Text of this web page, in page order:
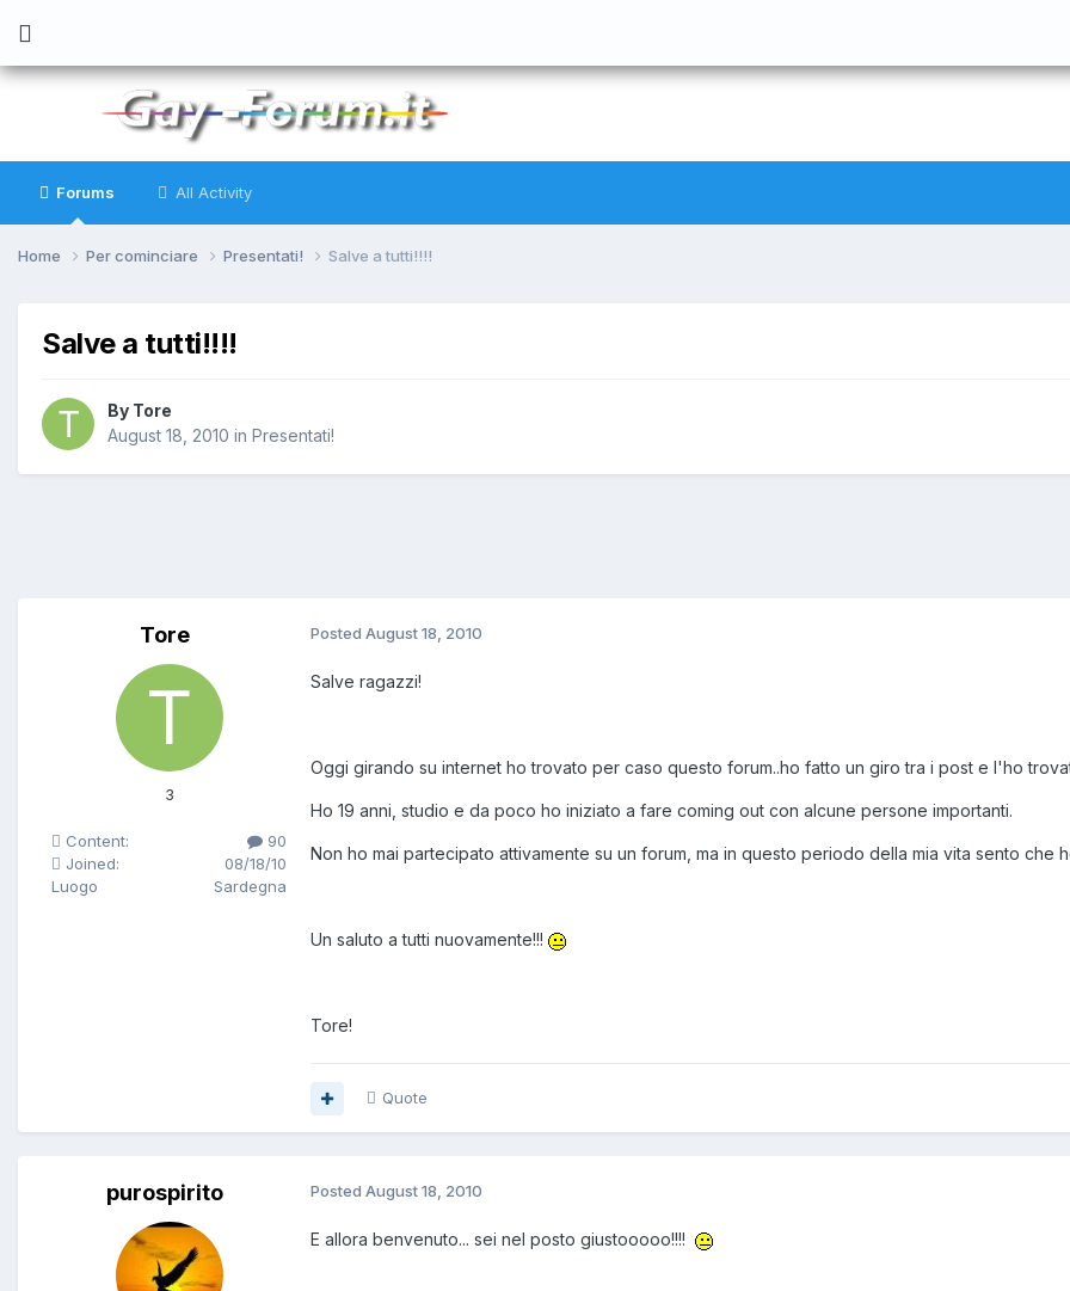
Forums All Activity
Home Per cominciare Presentati! Salve a tutti!!!!
Salve a tutti!!!!
By Tore
August 18, 2010 in Presentati!
Tore
3
Content:
90
Joined:
08/18/10
Luogo
Sardegna
Posted August 18, 2010
Salve ragazzi!
Oggi girando su internet ho trovato per caso questo forum..ho fatto un giro tra i post e l'ho
Ho 19 anni, studio e da poco ho iniziato a fare coming out con alcune persone importanti.
Non ho mai partecipato attivamente su un forum, ma in questo periodo della mia vita sento che
Un saluto a tutti nuovamente!!!
Tore!
Quote
purospirito Posted August 18, 2010
E allora benvenuto... sei nel posto giustooooo!!!!